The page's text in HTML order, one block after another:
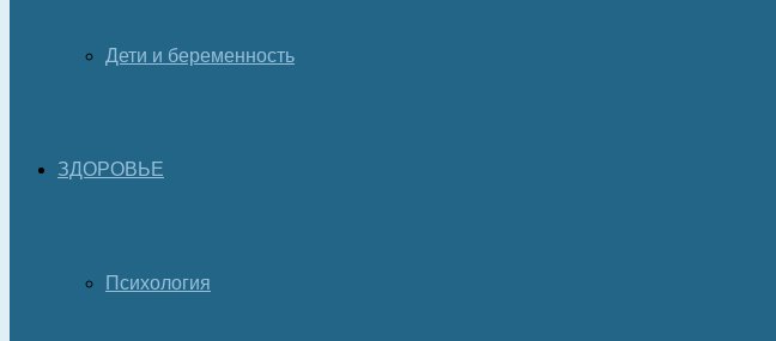
Дети и беременность
ЗДОРОВЬЕ
Психология